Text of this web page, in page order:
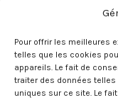
Pour offrir les meilleures
telles que les cookies
appareils. Le fait de
traiter des données telles
uniques sur ce site. Le